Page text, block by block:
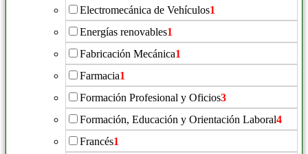
Electromecánica de Vehículos1
Energías renovables1
Fabricación Mecánica1
Farmacia1
Formación Profesional y Oficios3
Formación, Educación y Orientación Laboral4
Francés1